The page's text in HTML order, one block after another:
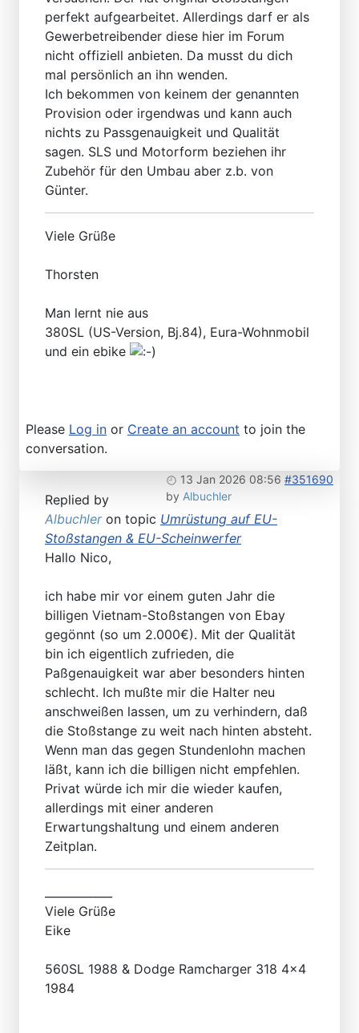
perfekt aufgearbeitet. Allerdings darf er als
Gewerbetreibender diese hier im Forum
nicht offiziell anbieten. Da musst du dich
mal persönlich an ihn wenden.
Ich bekommen von keinem der genannten
Provision oder irgendwas und kann auch
nichts zu Passgenauigkeit und Qualität
sagen. SLS und Motorform beziehen ihr
Zubehör für den Umbau aber z.b. von
Günter.
Viele Grüße
Thorsten
Man lernt nie aus
380SL (US-Version, Bj.84), Eura-Wohnmobil
und ein ebike
Please Log in or Create an account to join the
conversation.
13 Jan 2026 08:56 #351690
by Albuchler
Replied by
Albuchleron topic Umrüstung auf EU-
Stoßstangen & EU-Scheinwerfer
Hallo Nico,
ich habe mir vor einem guten Jahr die
billigen Vietnam-Stoßstangen von Ebay
gegönnt (so um 2.000€). Mit der Qualität
bin ich eigentlich zufrieden, die
Paßgenauigkeit war aber besonders hinten
schlecht. Ich mußte mir die Halter neu
anschweißen lassen, um zu verhindern, daß
die Stoßstange zu weit nach hinten absteht.
Wenn man das gegen Stundenlohn machen
läßt, kann ich die billigen nicht empfehlen.
Privat würde ich mir die wieder kaufen,
allerdings mit einer anderen
Erwartungshaltung und einem anderen
Zeitplan.
Viele Grüße
Eike
560SL 1988 & Dodge Ramcharger 318 4x4
1984